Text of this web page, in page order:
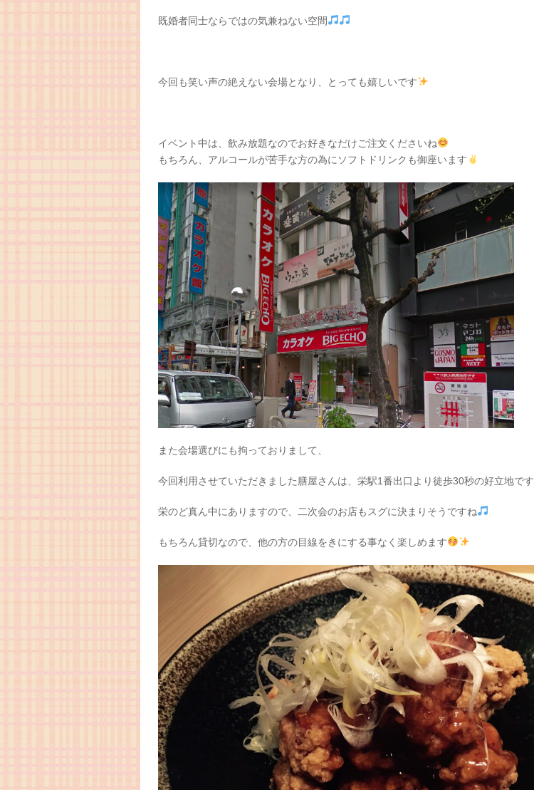
既婚者同士ならではの気兼ねない空間
今回も笑い声の絶えない会場となり、とっても嬉しいです
イベント中は、飲み放題なのでお好きなだけご注文くださいね
もちろん、アルコールが苦手な方の為にソフトドリンクも御座います
また会場選びにも拘っておりまして、
今回利用させていただきました膳屋さんは、栄駅1番出口より徒歩30秒の好立地です
栄のど真ん中にありますので、二次会のお店もスグに決まりそうですね
もちろん貸切なので、他の方の目線をきにする事なく楽しめます